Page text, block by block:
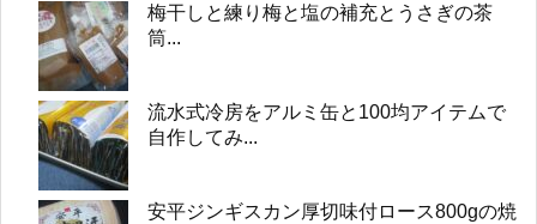
梅干しと練り梅と塩の補充とうさぎの茶
筒...
流水式冷房をアルミ缶と100均アイテムで
自作してみ...
安平ジンギスカン厚切味付ロース800gの焼